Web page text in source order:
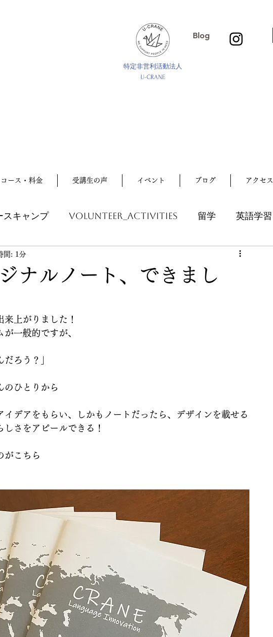
Blog
特定非営利活動法人
U-CRANE
コース・料金 受講生の声 イベント ブログ アクセス
スキャンプ volunteer_activities 留学 英語学習
習会
ナルノート、できまし
間: 1分
上がりました！
一般的ですが、
だろう？」
のひとりから
イデアをもらい、しかもノートだったら、デザインを載せる
さをアピールできる！
がこちら